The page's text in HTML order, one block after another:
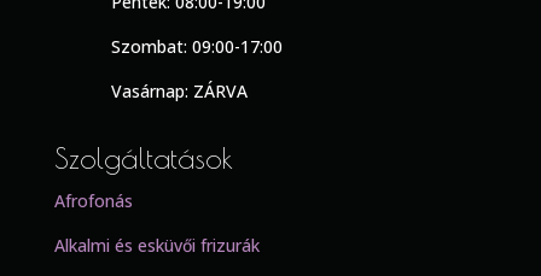
Szombat: 09:00-17:00
Vasárnap: ZÁRVA
Szolgáltatások
Afrofonás
Alkalmi és esküvői frizurák